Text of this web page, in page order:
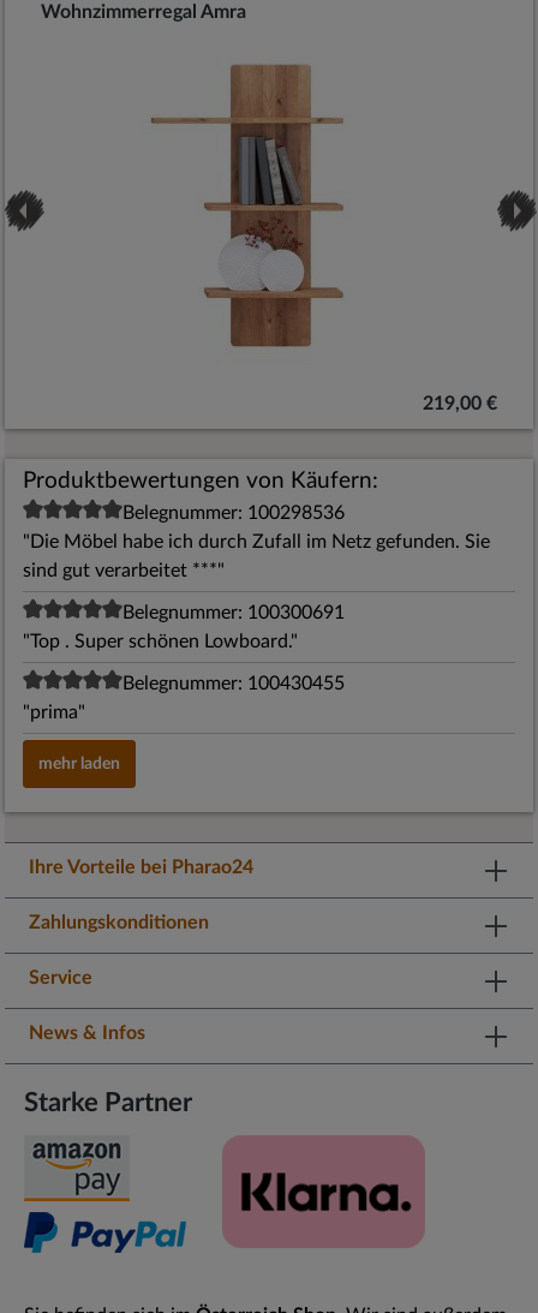
Wohnzimmerregal Amra
219,00 €
Produktbewertungen von Käufern:
Belegnummer: 100298536
"Die Möbel habe ich durch Zufall im Netz gefunden. Sie
sind gut verarbeitet ***"
Belegnummer: 100300691
"Top . Super schönen Lowboard."
Belegnummer: 100430455
"prima"
mehr laden
Ihre Vorteile bei Pharao24
Zahlungskonditionen
Service
News & Infos
Starke Partner